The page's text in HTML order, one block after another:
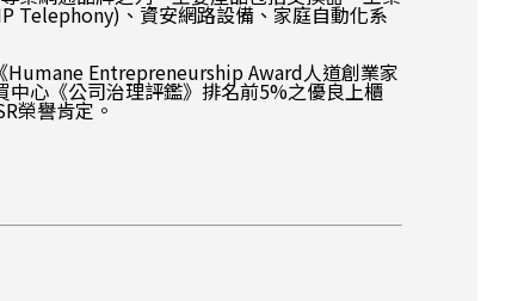
Telephony)、資安網路設備、家庭自動化系
Humane Entrepreneurship Award人道創業家
心《公司治理評鑑》排名前5%之優良上櫃
榮譽肯定。